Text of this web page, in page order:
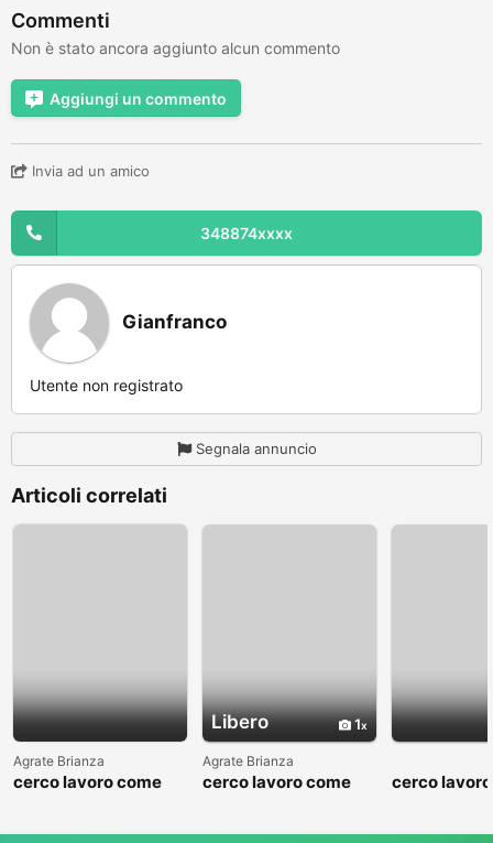
Commenti
Non è stato ancora aggiunto alcun commento
Aggiungi un commento
Invia ad un amico
348874xxxx
Gianfranco
Utente non registrato
Segnala annuncio
Articoli correlati
Agrate Brianza
cerco lavoro come
Libero 1
Agrate Brianza
cerco lavoro come
cerco